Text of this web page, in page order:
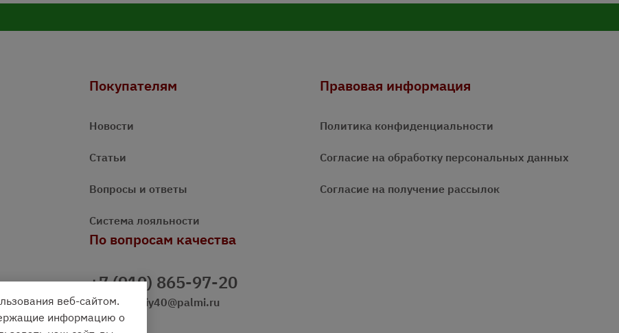
Покупателям
Новости
Статьи
Вопросы и ответы
Система лояльности
Правовая информация
Политика конфиденциальности
Согласие на обработку персональных данных
Согласие на получение рассылок
По вопросам качества
+7 (910) 865-97-20
prazdnichniy40@palmi.ru
веб-сайтом.
информацию о